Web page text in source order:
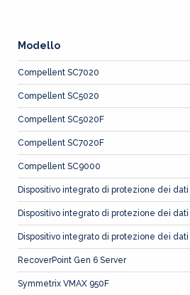
Modello
Compellent SC7020
Compellent SC5020
Compellent SC5020F
Compellent SC7020F
Compellent SC9000
Dispositivo integrato di protezione dei dati
Dispositivo integrato di protezione dei
Dispositivo integrato di protezione dei dati
RecoverPoint Gen 6 Server
Symmetrix VMAX 950F